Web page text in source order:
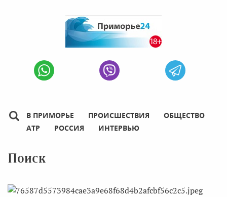
В ПРИМОРЬЕ ПРОИСШЕСТВИЯ
ОБЩЕСТВО
АТР
РОССИЯ ИНТЕРВЬЮ
Поиск